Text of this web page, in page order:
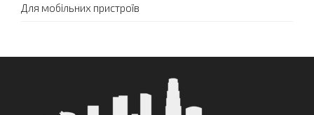
Для мобільних пристроїв